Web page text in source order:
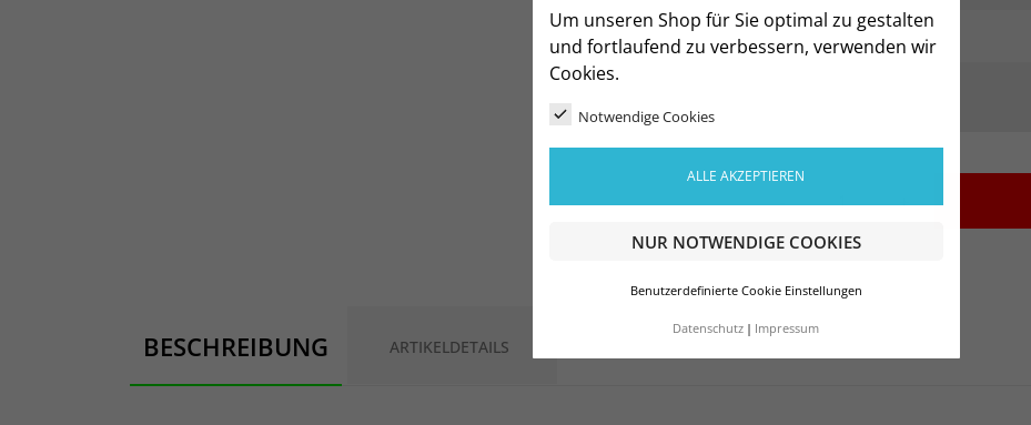
Um unseren Shop für Sie optimal zu gestalten
und fortlaufend zu verbessern, verwenden wir
Cookies.
Notwendige Cookies
ALLE AKZEPTIEREN
NUR NOTWENDIGE COOKIES
Benutzerdefinierte Cookie Einstellungen
Datenschutz Impressum
- +
BESCHREIBUNG ARTIKELDETAILS